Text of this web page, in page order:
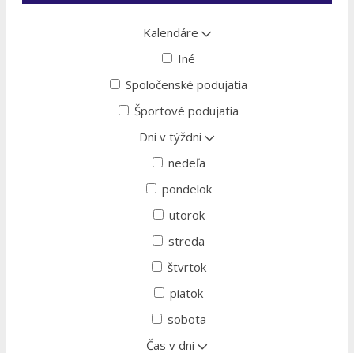
Kalendáre
Iné
Spoločenské podujatia
Športové podujatia
Dni v týždni
nedeľa
pondelok
utorok
streda
štvrtok
piatok
sobota
Čas v dni